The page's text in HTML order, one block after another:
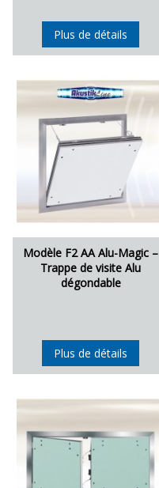
Plus de détails
Modèle F2 AA Alu-Magic –
Trappe de visite Alu
dégondable
Plus de détails